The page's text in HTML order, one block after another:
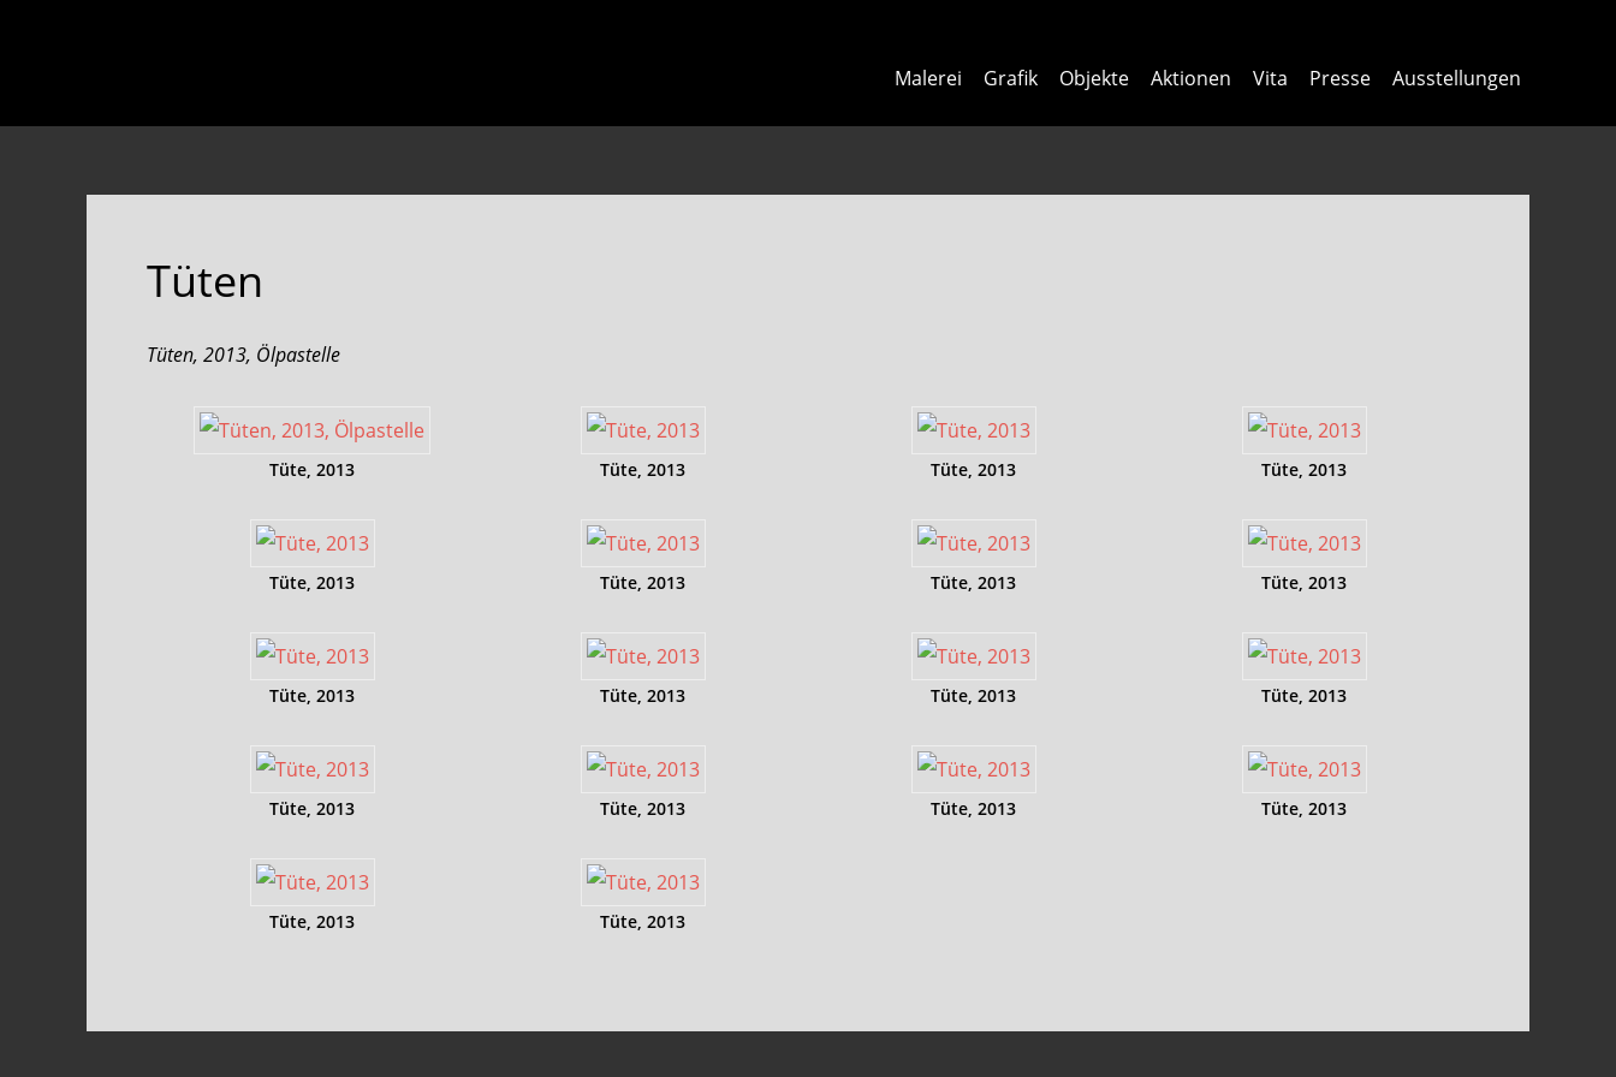
content
Malerei Grafik Objekte Aktionen Vita Presse Ausstellungen
Tüten
Tüten, 2013, Ölpastelle
Tüte, 2013 Tüte, 2013 Tüte, 2013 Tüte, 2013
Tüte, 2013 Tüte, 2013 Tüte, 2013 Tüte, 2013
Tüte, 2013 Tüte, 2013 Tüte, 2013 Tüte, 2013
Tüte, 2013 Tüte, 2013 Tüte, 2013 Tüte, 2013
Tüte, 2013 Tüte, 2013